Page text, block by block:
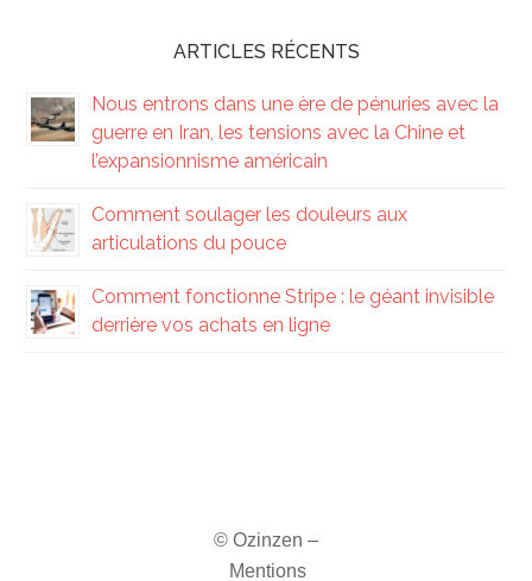
ARTICLES RÉCENTS
Nous entrons dans une ère de pénuries avec la
guerre en Iran, les tensions avec la Chine et
l’expansionnisme américain
Comment soulager les douleurs aux
articulations du pouce
Comment fonctionne Stripe : le géant invisible
derrière vos achats en ligne
© Ozinzen –
Mentions